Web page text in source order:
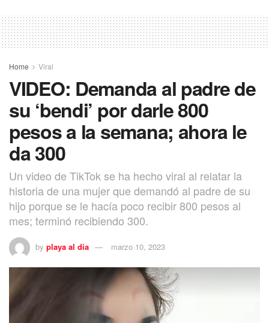
Home Viral
VIDEO: Demanda al padre de
su ‘bendi’ por darle 800
pesos a la semana; ahora le
da 300
Un video de TikTok se ha hecho viral al relatar la
historia de una mujer que demandó al padre de su
hijo porque se le hacía poco recibir 800 pesos al
mes; terminó recibiendo 300.
by playa al dia marzo 10, 2023